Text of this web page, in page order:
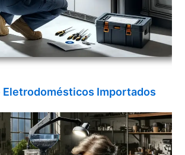
Eletrodomésticos Importados